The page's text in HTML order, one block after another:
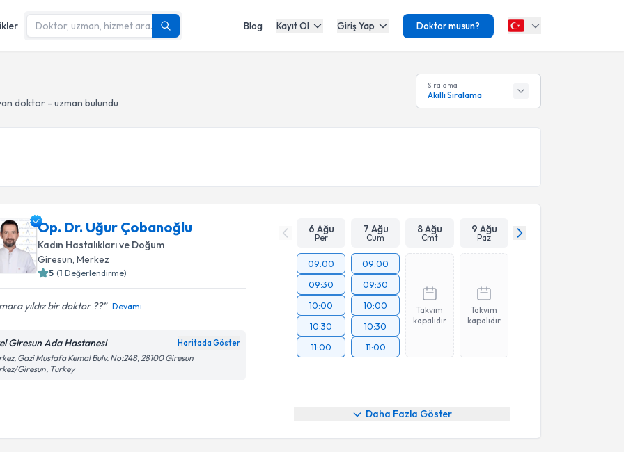
Blog Kayıt Ol Giriş Yap Doktor musun?
doktor - uzman bulundu
Sıralama
Akıllı Sıralama
Op. Dr. Uğur Çobanoğlu
Kadın Hastalıkları ve Doğum
Giresun, Merkez
5 (1 Değerlendirme)
yıldız bir doktor ?? Devamı
Giresun Ada Hastanesi Haritada Göster
Gazi Mustafa Kemal Bulv. No:248, 28100 Giresun
Giresun, Turkey
6 Ağu
Per
7 Ağu
Cum
8 Ağu
Cmt
9 Ağu
Paz
09:00
09:30
10:00
10:30
11:00
09:00
09:30
10:00
10:30
11:00
Takvim
kapalıdır
Takvim
kapalıdır
Daha Fazla Göster